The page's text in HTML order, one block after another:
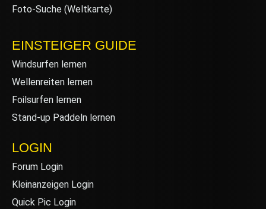
Foto-Suche (Weltkarte)
EINSTEIGER GUIDE
Windsurfen lernen
Wellenreiten lernen
Foilsurfen lernen
Stand-up Paddeln lernen
LOGIN
Forum Login
Kleinanzeigen Login
Quick Pic Login